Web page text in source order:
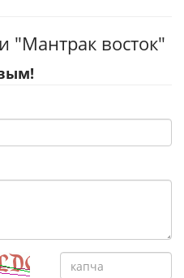
"Мантрак восток"